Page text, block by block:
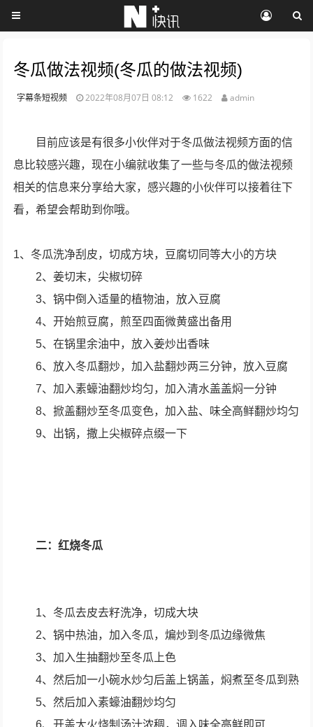
冬瓜做法视频(冬瓜的做法视频)
字幕条短视频 2022年08月07日 08:12 1622 admin
目前应该是有很多小伙伴对于冬瓜做法视频方面的信
息比较感兴趣，现在小编就收集了一些与冬瓜的做法视频
相关的信息来分享给大家，感兴趣的小伙伴可以接着往下
看，希望会帮助到你哦。
1、冬瓜洗净刮皮，切成方块，豆腐切同等大小的方块
2、姜切末，尖椒切碎
3、锅中倒入适量的植物油，放入豆腐
4、开始煎豆腐，煎至四面微黄盛出备用
5、在锅里余油中，放入姜炒出香味
6、放入冬瓜翻炒，加入盐翻炒两三分钟，放入豆腐
7、加入素蠔油翻炒均匀，加入清水盖盖焖一分钟
8、掀盖翻炒至冬瓜变色，加入盐、味全高鲜翻炒均匀
9、出锅，撒上尖椒碎点缀一下
二：红烧冬瓜
1、冬瓜去皮去籽洗净，切成大块
2、锅中热油，加入冬瓜，煸炒到冬瓜边缘微焦
3、加入生抽翻炒至冬瓜上色
4、然后加一小碗水炒匀后盖上锅盖，焖煮至冬瓜到熟
5、然后加入素蠔油翻炒均匀
6、开盖大火烧制汤汁浓稠，调入味全高鲜即可